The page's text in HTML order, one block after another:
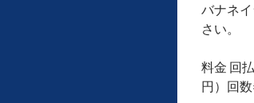
バナネ
さい。
料金 回
円）回